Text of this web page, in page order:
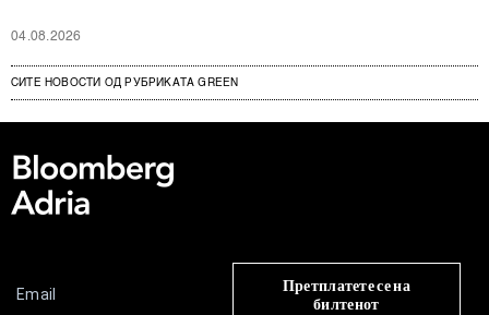
04.08.2026
СИТЕ НОВОСТИ ОД РУБРИКАТА GREEN
Претплатете се на
билтенот